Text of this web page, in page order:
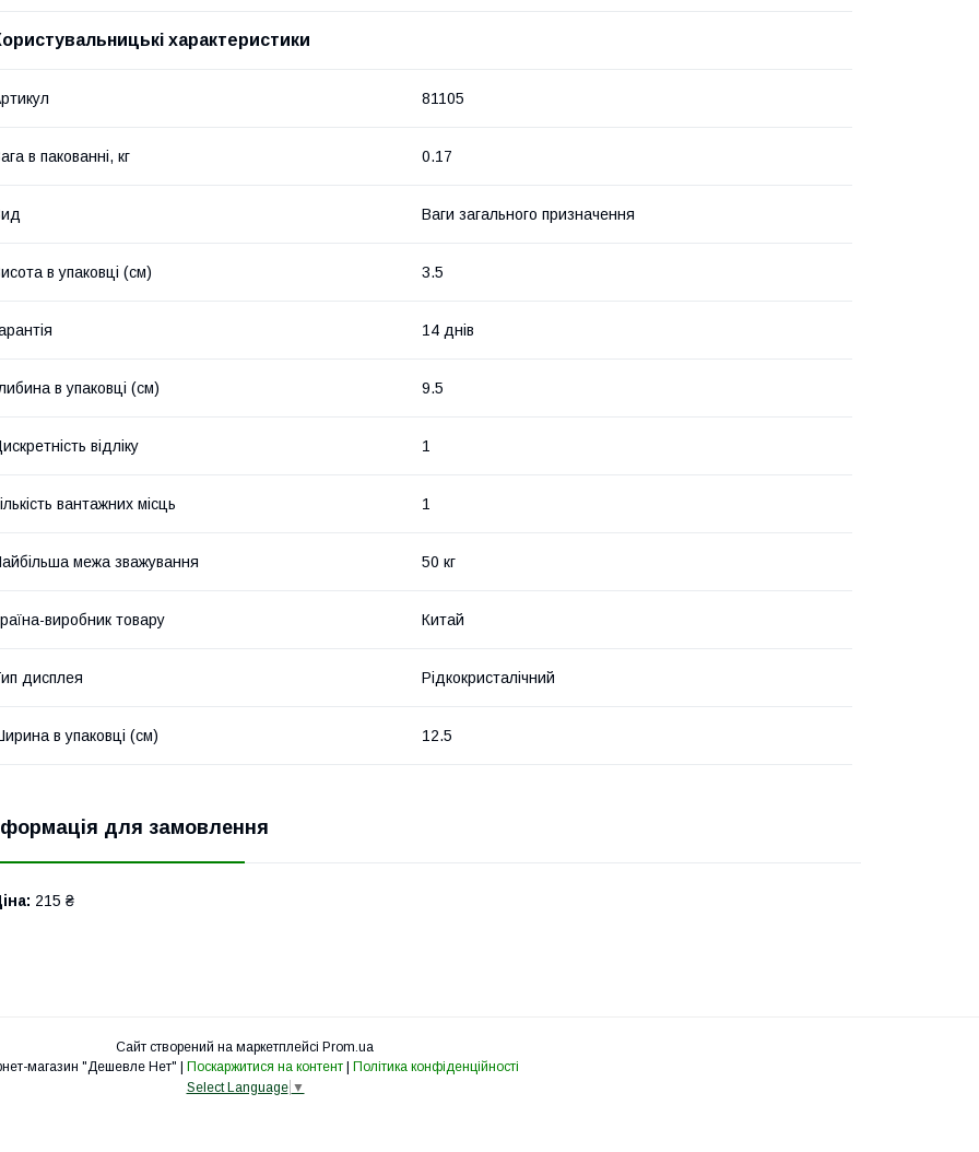
характеристики
81105
в пакованні, кг 0.17
Ваги загального призначення
в упаковці (см) 3.5
14 днів
в упаковці (см) 9.5
відліку 1
вантажних місць 1
межа зважування 50 кг
виробник товару Китай
дисплея Рідкокристалічний
в упаковці (см) 12.5
для замовлення
215 ₴
Сайт створений на маркетплейсі Prom.ua
Інтернет-магазин "Дешевле Нет" | Поскаржитися на контент | Політика конфіденційності
Select Language ▼